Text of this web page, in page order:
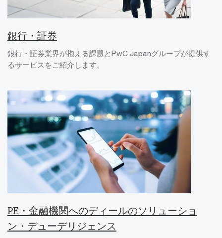
銀行・証券
銀行・証券業界が抱える課題とPwC Japanグループが提供す
るサービスをご紹介します。
PE・金融機関へのディールのソリューショ
ン・デューデリジェンス